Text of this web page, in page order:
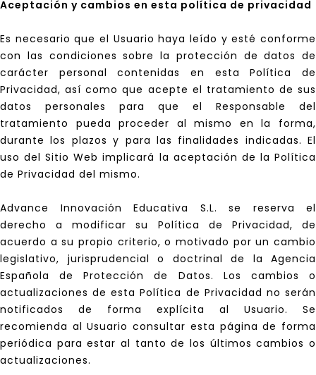
Aceptación y cambios en esta política de privacidad
Es necesario que el Usuario haya leído y esté conforme
con las condiciones sobre la protección de datos de
carácter personal contenidas en esta Política de
Privacidad, así como que acepte el tratamiento de sus
datos personales para que el Responsable del
tratamiento pueda proceder al mismo en la forma,
durante los plazos y para las finalidades indicadas. El
uso del Sitio Web implicará la aceptación de la Política
de Privacidad del mismo.
Advance Innovación Educativa S.L. se reserva el
derecho a modificar su Política de Privacidad, de
acuerdo a su propio criterio, o motivado por un cambio
legislativo, jurisprudencial o doctrinal de la Agencia
Española de Protección de Datos. Los cambios o
actualizaciones de esta Política de Privacidad no serán
notificados de forma explícita al Usuario. Se
recomienda al Usuario consultar esta página de forma
periódica para estar al tanto de los últimos cambios o
actualizaciones.